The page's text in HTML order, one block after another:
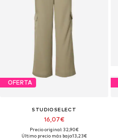
OFERTA
STUDIOSELECT
16,07€
Precio original: 32,90€
Último precio más bajo:13,23€